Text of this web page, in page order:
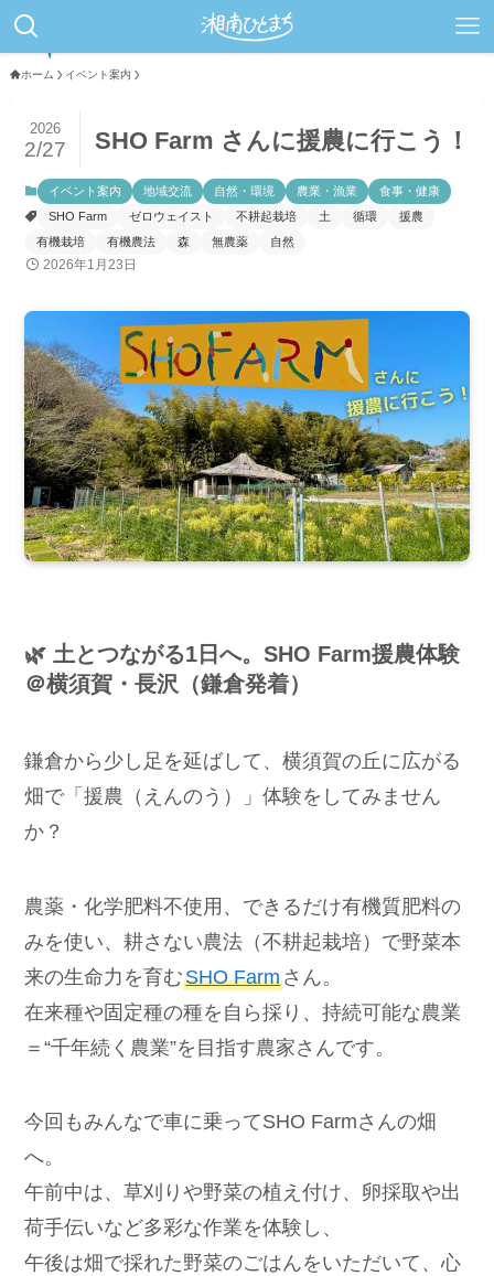
ホーム イベント案内
SHO Farm さんに援農に行こう！
2026
2/27
イベント案内 地域交流 自然・環境 農業・漁業
食事・健康
SHO Farm
ゼロウェイスト 不耕起栽培 土 循環
援農
有機栽培
有機農法 森 無農薬 自然
2026年1月23日
🌿 土とつながる1日へ。SHO Farm援農体験
＠横須賀・長沢（鎌倉発着）
鎌倉から少し足を延ばして、横須賀の丘に広がる
畑で「援農（えんのう）」体験をしてみません
か？
農薬・化学肥料不使用、できるだけ有機質肥料の
みを使い、耕さない農法（不耕起栽培）で野菜本
来の生命力を育むSHO Farmさん。
在来種や固定種の種を自ら採り、持続可能な農業
＝“千年続く農業”を目指す農家さんです。
今回もみんなで車に乗ってSHO Farmさんの畑
へ。
午前中は、草刈りや野菜の植え付け、卵採取や出
荷手伝いなど多彩な作業を体験し、
午後は畑で採れた野菜のごはんをいただいて、心